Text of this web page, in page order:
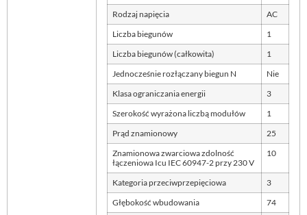
Rodzaj napięcia AC
Liczba biegunów 1
Liczba biegunów (całkowita) 1
Jednocześnie rozłączany biegun N Nie
Klasa ograniczania energii 3
Szerokość wyrażona liczbą modułów 1
Prąd znamionowy 25
Znamionowa zwarciowa zdolność
łączeniowa Icu IEC 60947-2 przy 230 V
10
Kategoria przeciwprzepięciowa 3
Głębokość wbudowania 74